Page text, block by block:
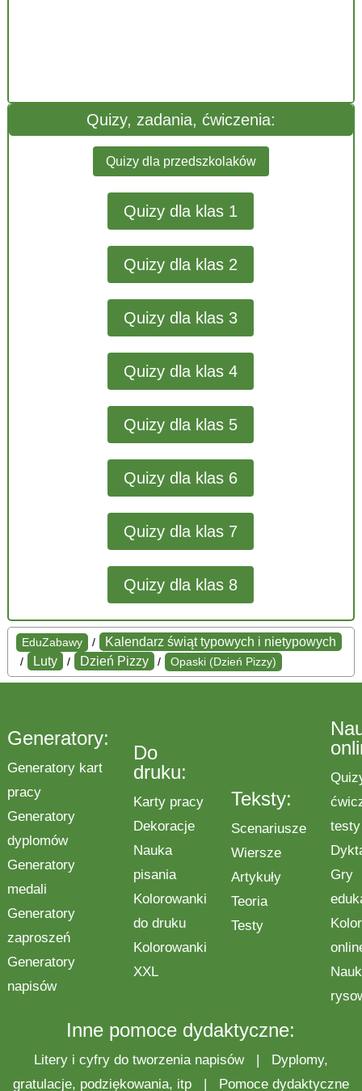
Quizy, zadania, ćwiczenia:
Quizy dla przedszkolaków
Quizy dla klas 1
Quizy dla klas 2
Quizy dla klas 3
Quizy dla klas 4
Quizy dla klas 5
Quizy dla klas 6
Quizy dla klas 7
Quizy dla klas 8
EduZabawy / Kalendarz świąt typowych i nietypowych
/ Luty / Dzień Pizzy / Opaski (Dzień Pizzy)
Generatory:
Generatory kart
pracy
Generatory
dyplomów
Generatory
medali
Generatory
zaproszeń
Generatory
napisów
Do
druku:
Karty pracy
Dekoracje
Nauka
pisania
Kolorowanki
do druku
Kolorowanki
XXL
Teksty:
Scenariusze
Wiersze
Artykuły
Teoria
Testy
testy
Gry
Inne pomoce dydaktyczne:
Litery i cyfry do tworzenia napisów| Dyplomy,
gratulacje, podziękowania, itp| Pomoce dydaktyczne